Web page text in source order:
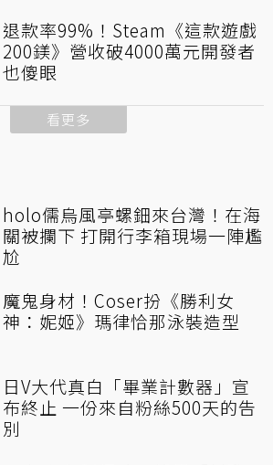
退款率99%！Steam《這款遊戲
200鎂》營收破4000萬元開發者
也傻眼
看更多
holo儒烏風亭螺鈿來台灣！在海
關被攔下 打開行李箱現場一陣尷
尬
魔鬼身材！Coser扮《勝利女
神：妮姬》瑪律恰那泳裝造型
日V大代真白「畢業計數器」宣
布終止 一份來自粉絲500天的告
別